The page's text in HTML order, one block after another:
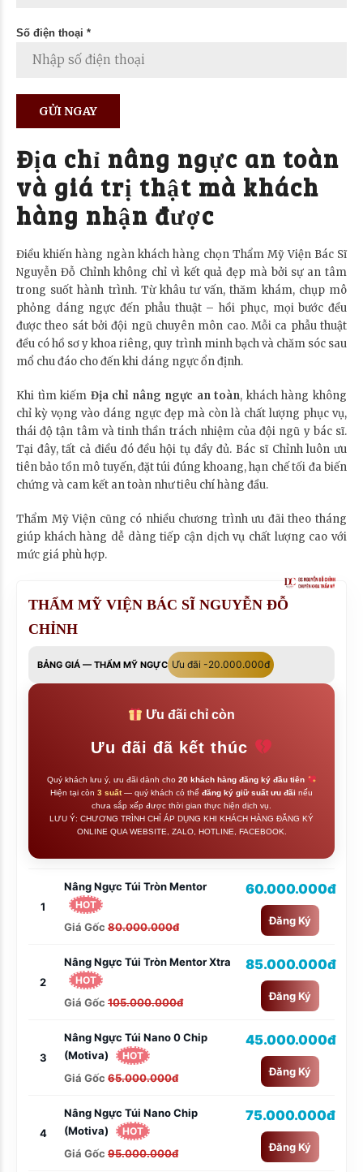
Số điện thoại *
Địa chỉ nâng ngực an toàn
và giá trị thật mà khách
hàng nhận được
Điều khiến hàng ngàn khách hàng chọn Thẩm Mỹ Viện Bác Sĩ
Nguyễn Đỗ Chỉnh không chỉ vì kết quả đẹp mà bởi sự an tâm
trong suốt hành trình. Từ khâu tư vấn, thăm khám, chụp mô
phỏng dáng ngực đến phẫu thuật – hồi phục, mọi bước đều
được theo sát bởi đội ngũ chuyên môn cao. Mỗi ca phẫu thuật
đều có hồ sơ y khoa riêng, quy trình minh bạch và chăm sóc sau
mổ chu đáo cho đến khi dáng ngực ổn định.
Khi tìm kiếm Địa chỉ nâng ngực an toàn, khách hàng không
chỉ kỳ vọng vào dáng ngực đẹp mà còn là chất lượng phục vụ,
thái độ tận tâm và tinh thần trách nhiệm của đội ngũ y bác sĩ.
Tại đây, tất cả điều đó đều hội tụ đầy đủ. Bác sĩ Chỉnh luôn ưu
tiên bảo tồn mô tuyến, đặt túi đúng khoang, hạn chế tối đa biến
chứng và cam kết an toàn như tiêu chí hàng đầu.
Thẩm Mỹ Viện cũng có nhiều chương trình ưu đãi theo tháng
giúp khách hàng dễ dàng tiếp cận dịch vụ chất lượng cao với
mức giá phù hợp.
THẨM MỸ VIỆN BÁC SĨ NGUYỄN ĐỖ
CHỈNH
BẢNG GIÁ — THẨM MỸ NGỰC Ưu đãi -20.000.000đ
Ưu đãi chỉ còn
Ưu đãi đã kết thúc
Quý khách lưu ý, ưu đãi dành cho 20 khách hàng đăng ký đầu tiên
Hiện tại còn 3 suất— quý khách có thể đăng ký giữ suất ưu đãi nếu
chưa sắp xếp được thời gian thực hiện dịch vụ.
LƯU Ý: CHƯƠNG TRÌNH CHỈ ÁP DỤNG KHI KHÁCH HÀNG ĐĂNG KÝ
ONLINE QUA WEBSITE, ZALO, HOTLINE, FACEBOOK.
1
Nâng Ngực Túi Tròn Mentor
HOT
Giá Gốc 80.000.000đ
60.000.000đ
Đăng Ký
2
Nâng Ngực Túi Tròn Mentor Xtra
HOT
Giá Gốc 105.000.000đ
85.000.000đ
Đăng Ký
3
Nâng Ngực Túi Nano 0 Chip
(Motiva)
HOT
Giá Gốc 65.000.000đ
45.000.000đ
Đăng Ký
4
Nâng Ngực Túi Nano Chip
(Motiva)
HOT
Giá Gốc 95.000.000đ
75.000.000đ
Đăng Ký